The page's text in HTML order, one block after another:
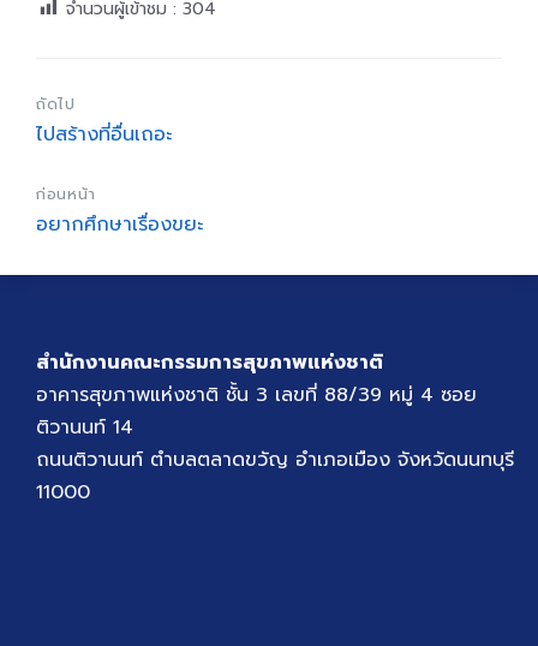
จำนวนผู้เข้าชม : 304
ถัดไป
ไปสร้างที่อื่นเถอะ
ก่อนหน้า
อยากศึกษาเรื่องขยะ
สำนักงานคณะกรรมการสุขภาพแห่งชาติ
อาคารสุขภาพแห่งชาติ ชั้น 3 เลขที่ 88/39 หมู่ 4 ซอย
ติวานนท์ 14
ถนนติวานนท์ ตำบลตลาดขวัญ อำเภอเมือง จังหวัดนนทบุรี
11000